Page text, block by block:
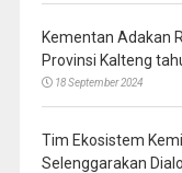
Kementan Adakan
Provinsi Kalteng
18 September 2024
Tim Ekosistem
Selenggarakan